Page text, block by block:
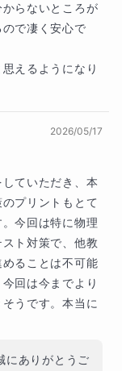
らないところが
で凄く安心で
えるようになり
2026/05/17
ていただき、本
プリントもとて
今回は特に物理
ト対策で、他教
ることは不可能
回は今までより
うです。本当に
にありがとうご